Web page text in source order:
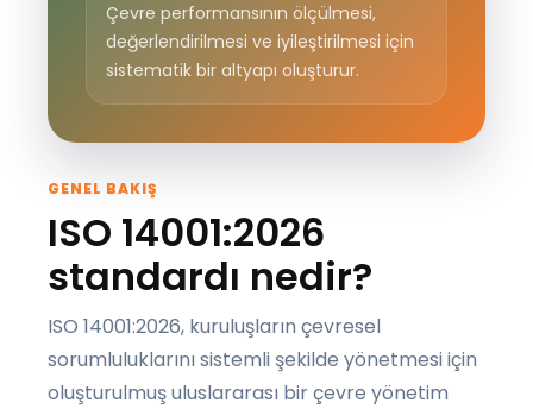
Çevre performansının ölçülmesi,
değerlendirilmesi ve iyileştirilmesi için
sistematik bir altyapı oluşturur.
GENEL BAKIŞ
ISO 14001:2026
standardı nedir?
ISO 14001:2026, kuruluşların çevresel
sorumluluklarını sistemli şekilde yönetmesi için
oluşturulmuş uluslararası bir çevre yönetim